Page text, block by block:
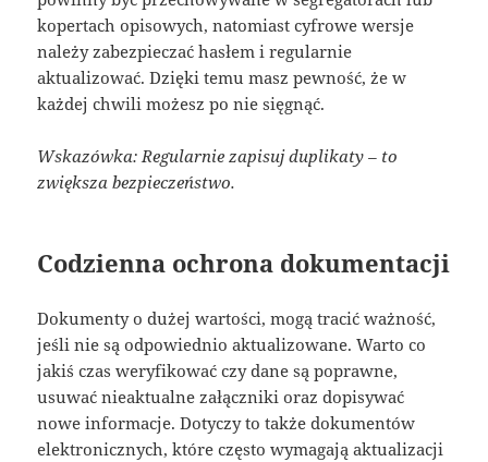
kopertach opisowych, natomiast cyfrowe wersje
należy zabezpieczać hasłem i regularnie
aktualizować. Dzięki temu masz pewność, że w
każdej chwili możesz po nie sięgnąć.
Wskazówka: Regularnie zapisuj duplikaty – to
zwiększa bezpieczeństwo.
Codzienna ochrona dokumentacji
Dokumenty o dużej wartości, mogą tracić ważność,
jeśli nie są odpowiednio aktualizowane. Warto co
jakiś czas weryfikować czy dane są poprawne,
usuwać nieaktualne załączniki oraz dopisywać
nowe informacje. Dotyczy to także dokumentów
elektronicznych, które często wymagają aktualizacji